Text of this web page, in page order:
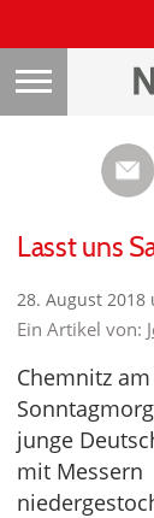
Lasst uns
28. August 2018
Ein Artikel von:
Chemnitz am
junge
mit Messern